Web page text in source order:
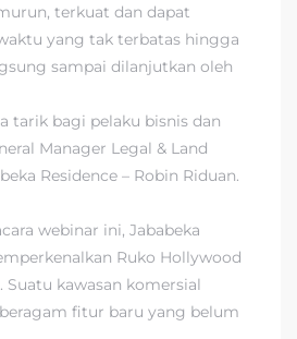
terkuat dan dapat
yang tak terbatas hingga
sampai dilanjutkan oleh
tarik bagi pelaku bisnis dan
Manager Legal & Land
Residence – Robin Riduan.
webinar ini, Jababeka
Ruko Hollywood
Suatu kawasan komersial
fitur baru yang belum